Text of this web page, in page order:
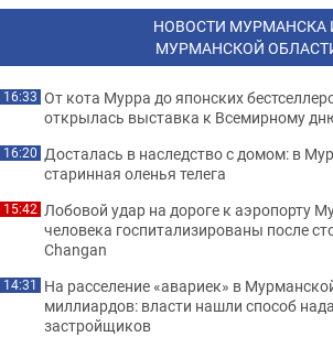
НОВОСТИ МУРМАНСКА
МУРМАНСКОЙ
16:33 От кота Мурра до японских
открылась выставка к Всемирному
16:20 Досталась в наследство с домом: в
старинная оленья телега
15:42 Лобовой удар на дороге к аэропорту
человека госпитализированы после
Changan
14:31 На расселение «авариек» в
миллиардов: власти нашли способ
застройщиков